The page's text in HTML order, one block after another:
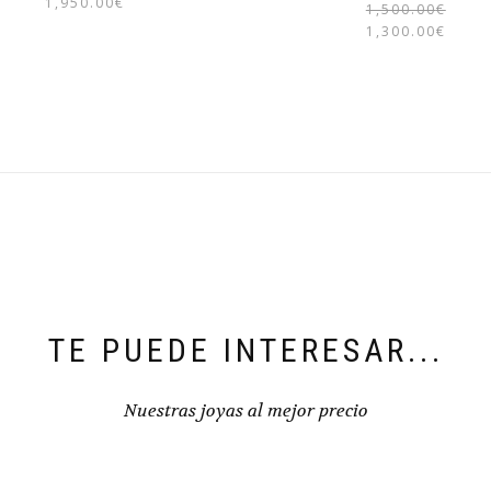
1,500.00€
1,300.00€
TE PUEDE INTERESAR...
Nuestras joyas al mejor precio